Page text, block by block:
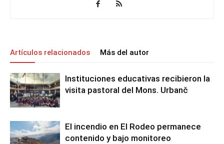
Artículos relacionados Más del autor
Instituciones educativas recibieron la
visita pastoral del Mons. Urbanč
El incendio en El Rodeo permanece
contenido y bajo monitoreo